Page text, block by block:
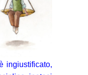
ingiustificato,